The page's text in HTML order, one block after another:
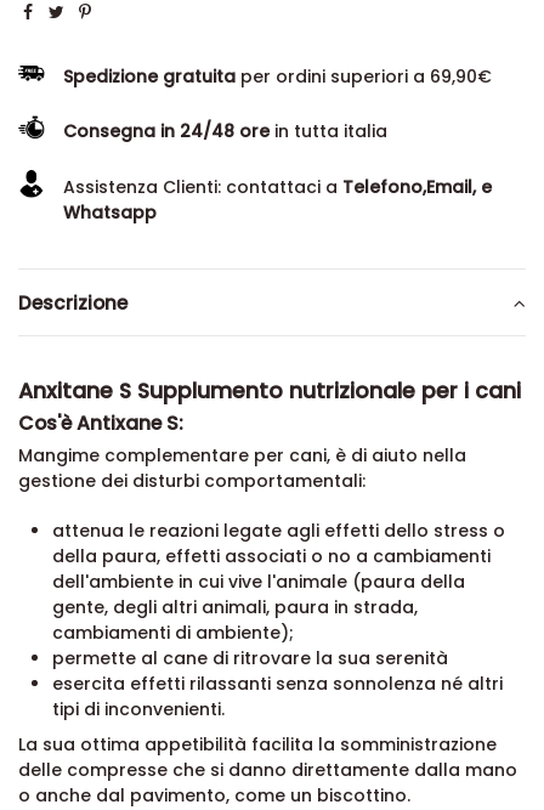
Spedizione gratuita per ordini superiori a 69,90€
Consegna in 24/48 orein tutta italia
Assistenza Clienti: contattaci a Telefono,Email, e
Whatsapp
Descrizione
Anxitane S Supplumento nutrizionale per i cani
Cos'è Antixane S:
Mangime complementare per cani, è di aiuto nella
gestione dei disturbi comportamentali:
attenua le reazioni legate agli effetti dello stress o
della paura, effetti associati o no a cambiamenti
dell'ambiente in cui vive l'animale (paura della
gente, degli altri animali, paura in strada,
cambiamenti di ambiente);
permette al cane di ritrovare la sua serenità
esercita effetti rilassanti senza sonnolenza né altri
tipi di inconvenienti.
La sua ottima appetibilità facilita la somministrazione
delle compresse che si danno direttamente dalla mano
o anche dal pavimento, come un biscottino.